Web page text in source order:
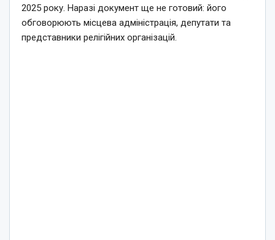
2025 року. Наразі документ ще не готовий: його
обговорюють місцева адміністрація, депутати та
представники релігійних організацій.